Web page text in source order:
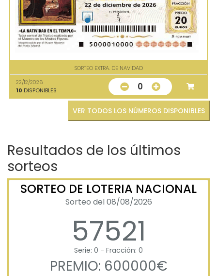
SORTEO EXTRA. DE NAVIDAD
22/12/2026
10 DISPONIBLES 0
VER TODOS LOS NÚMEROS DISPONIBLES
Resultados de los últimos
sorteos
SORTEO DE LOTERIA NACIONAL
Sorteo del 08/08/2026
57521
Serie: 0 - Fracción: 0
PREMIO: 600000€